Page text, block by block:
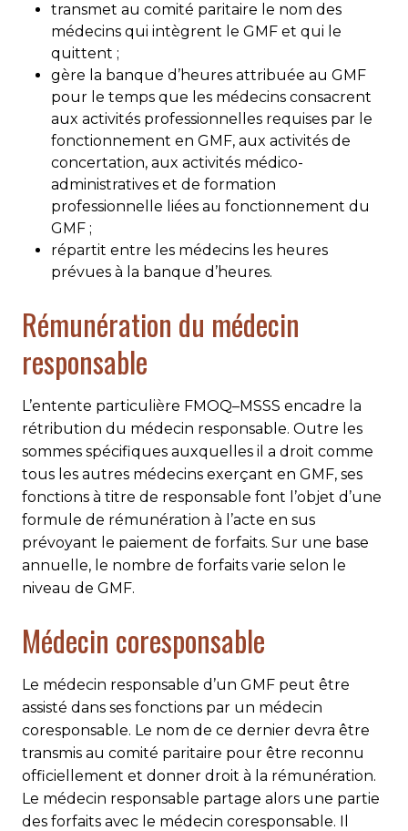
transmet au comité paritaire le nom des
médecins qui intègrent le GMF et qui le
quittent ;
gère la banque d’heures attribuée au GMF
pour le temps que les médecins consacrent
aux activités professionnelles requises par le
fonctionnement en GMF, aux activités de
concertation, aux activités médico-
administratives et de formation
professionnelle liées au fonctionnement du
GMF ;
répartit entre les médecins les heures
prévues à la banque d’heures.
Rémunération du médecin
responsable
L’entente particulière FMOQ–MSSS encadre la
rétribution du médecin responsable. Outre les
sommes spécifiques auxquelles il a droit comme
tous les autres médecins exerçant en GMF, ses
fonctions à titre de responsable font l’objet d’une
formule de rémunération à l’acte en sus
prévoyant le paiement de forfaits. Sur une base
annuelle, le nombre de forfaits varie selon le
niveau de GMF.
Médecin coresponsable
Le médecin responsable d’un GMF peut être
assisté dans ses fonctions par un médecin
coresponsable. Le nom de ce dernier devra être
transmis au comité paritaire pour être reconnu
officiellement et donner droit à la rémunération.
Le médecin responsable partage alors une partie
des forfaits avec le médecin coresponsable. Il